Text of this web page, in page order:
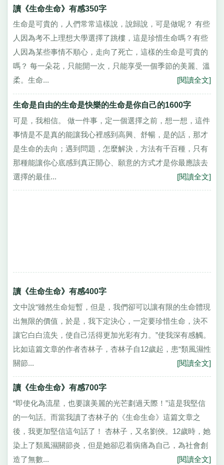
讀《生命生命》有感350字
生命是可貴的，人們常常這樣說，說歸說，可是做呢？ 有些
人因為考不上理想大學選擇了跳樓，這是珍惜生命嗎？有些
人因為某些事情不順心，走向了死亡，這樣的生命是可貴的
嗎？ 每一朵花，只能開一次，只能享受一個季節的美麗、溫
柔。生命...
[閱讀全文]
生命是自由的生命是快樂的生命是你自己的1600字
可是，我相信。 做一件事，定一個選擇之前，想一想，這件
事情是不是真的能讓我心裡感到高興、舒暢，是的話，那才
是生命的去向；遇到問題，怎麼解決，方法有千百種，只有
那種能讓你心底感到真正開心、願意的方式才是你最應該去
選擇的最佳...
[閱讀全文]
讀《生命生命》有感400字
文中說“雖然生命短暫，但是，我們卻可以讓有限的生命體現
出無限的價值，於是，我下定決心，一定要珍惜生命，決不
讓它白白流失，使自己活得更加光彩有力。”使我深有感觸。
比如這篇文章的作者杏林子，杏林子自12歲起，患“類風濕性
關節...
[閱讀全文]
讀《生命生命》有感700字
“即使化為流星，也要讓美麗的光芒劃過天際！”這是我堅信
的一句話。而當我讀了杏林子的《生命生命》這篇文章之
後，我更加堅信這句話了！ 杏林子，又名劉俠。12歲時，她
染上了類風濕關節炎，但是她卻忍着病痛為自己，為社會創
造了無數...
[閱讀全文]